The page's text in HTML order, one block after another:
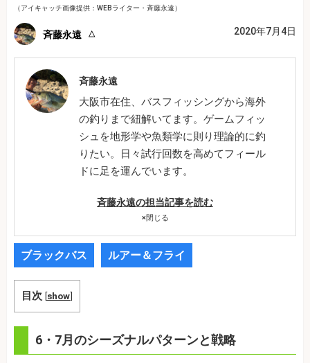
（アイキャッチ画像提供：WEBライター・斉藤永遠）
斉藤永遠 2020年7月4日
斉藤永遠
大阪市在住、バスフィッシングから海外
の釣りまで紐解いてます。ゲームフィッ
シュを地形学や魚類学に則り理論的に釣
りたい。日々試行回数を高めてフィール
ドに足を運んでいます。
斉藤永遠の担当記事を読む
×閉じる
ブラックバス ルアー＆フライ
目次 [show]
6・7月のシーズナルパターンと戦略